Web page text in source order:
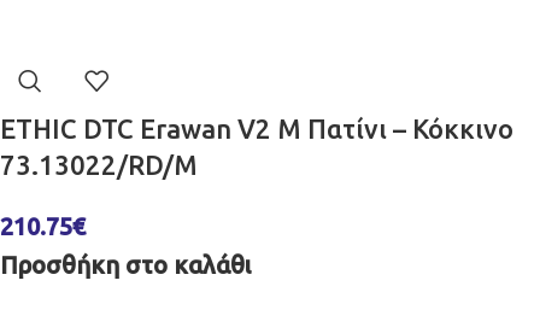
ETHIC DTC Erawan V2 M Πατίνι – Κόκκινο
73.13022/RD/M
210.75€
Προσθήκη στο καλάθι